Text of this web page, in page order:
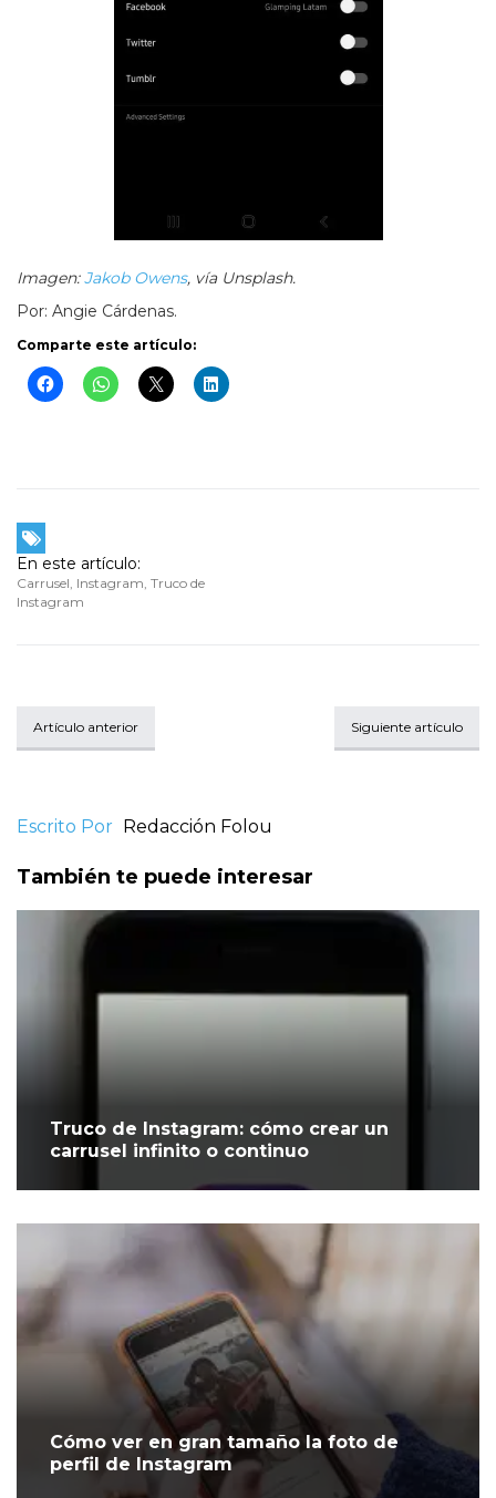
Imagen:Jakob Owens, vía Unsplash.
Por: Angie Cárdenas.
Comparte este artículo:
En este artículo:
Carrusel Instagram Truco de
Instagram
Artículo anterior Siguiente artículo
Escrito Por Redacción Folou
También te puede interesar
Truco de Instagram: cómo crear un
carrusel infinito o continuo
Cómo ver en gran tamaño la foto de
perfil de Instagram